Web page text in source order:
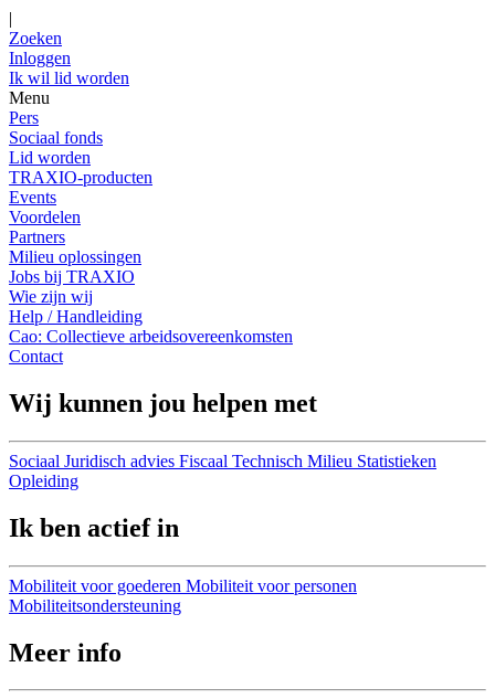
|
Zoeken
Inloggen
Ik wil lid worden
Menu
Pers
Sociaal fonds
Lid worden
TRAXIO-producten
Events
Voordelen
Partners
Milieu oplossingen
Jobs bij TRAXIO
Wie zijn wij
Help / Handleiding
Cao: Collectieve arbeidsovereenkomsten
Contact
Wij kunnen jou helpen met
Sociaal Juridisch advies Fiscaal Technisch Milieu Statistieken
Opleiding
Ik ben actief in
Mobiliteit voor goederen Mobiliteit voor personen
Mobiliteitsondersteuning
Meer info